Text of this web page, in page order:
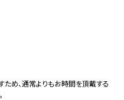
め、通常よりもお時間を頂戴する